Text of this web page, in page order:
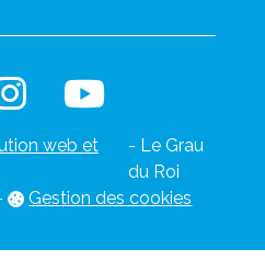
web et
- Le Grau
du Roi
Gestion des cookies